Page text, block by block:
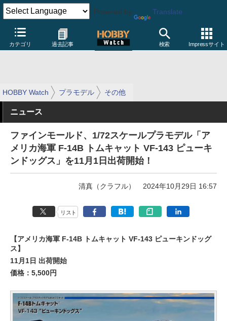
Powered by Translate
カテゴリ 過去記事 検索 Impressサイト
HOBBY Watch プラモデル その他
ニュース
ファインモールド、1/72スケールプラモデル「ア
メリカ海軍 F-14B トムキャット VF-143 ピューキ
ンドッグス」を11月1日出荷開始！
清真（クラフル） 2024年10月29日 16:57
リスト
【アメリカ海軍 F-14B トムキャット VF-143 ピューキンドッグ
ス】
11月1日 出荷開始
価格：5,500円